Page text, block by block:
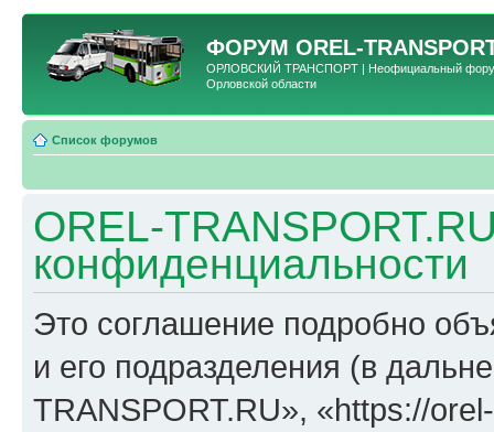
ФОРУМ OREL-
ОРЛОВСКИЙ ТРАНСПОРТ | Неофициальный форум
Орловской области
Список форумов
OREL-
конфиденциальности
Это соглашение подробно
и его подразделения (в
TRANSPORT.RU», «https://